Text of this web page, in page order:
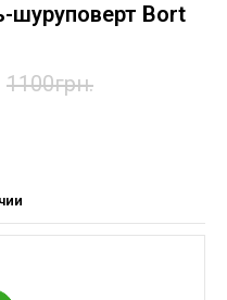
шуруповерт Bort
1100грн.